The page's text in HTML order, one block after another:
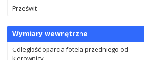
Prześwit
Wymiary wewnętrzne
Odległość oparcia fotela przedniego od
kierownicy